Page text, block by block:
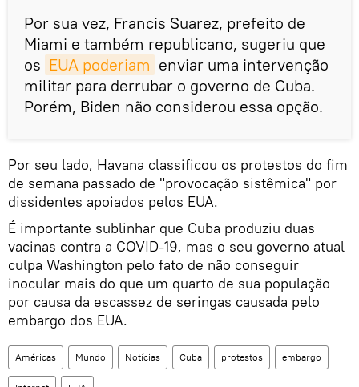
Por sua vez, Francis Suarez, prefeito de
Miami e também republicano, sugeriu que
os EUA poderiam enviar uma intervenção
militar para derrubar o governo de Cuba.
Porém, Biden não considerou essa opção.
Por seu lado, Havana classificou os protestos do fim
de semana passado de "provocação sistêmica" por
dissidentes apoiados pelos EUA.
É importante sublinhar que Cuba produziu duas
vacinas contra a COVID-19, mas o seu governo atual
culpa Washington pelo fato de não conseguir
inocular mais do que um quarto de sua população
por causa da escassez de seringas causada pelo
embargo dos EUA.
Américas Mundo Notícias Cuba protestos embargo